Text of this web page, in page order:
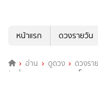
หน้าแรก
ดวงรายวัน
อ่าน ดูดวง ดวงรา
วันที่ 13 -